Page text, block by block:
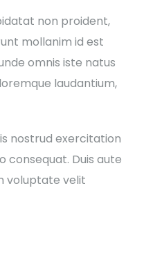
non proident,
mollanim id est
omnis iste natus
laudantium,
nostrud exercitation
consequat. Duis aute
voluptate velit